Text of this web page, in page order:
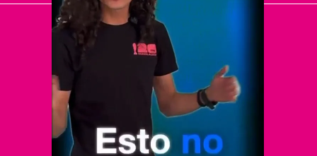
El Universal
Vive USA
Clase
De 10 sports